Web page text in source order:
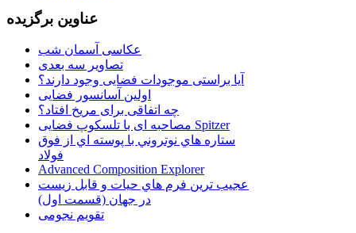
عناوین برگزیده
عکاسی آسمان شب
تصاویر سه بعدی
آیا براستی موجودات فضایی وجود دارند؟
اولین آسانسور فضایی
چه اتفاقی برای مریخ افتاد؟
مصاحبه ای با تلسکوپ فضایی Spitzer
ستاره هاي نوتروني با پوسته اي از فوق
فولاد
Advanced Composition Explorer
عجیب ترین فرم هاي حيات و قابل زيست
در جهان (قسمت اول)
تقویم نجومی